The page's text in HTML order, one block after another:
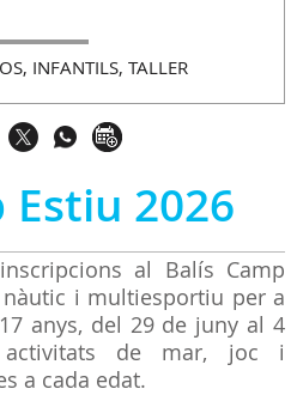
INFANTILS, TALLER
Estiu 2026
al Balís Camp
nàutic i multiesportiu per a
anys, del 29 de juny al 4
de mar, joc i
a cada edat.